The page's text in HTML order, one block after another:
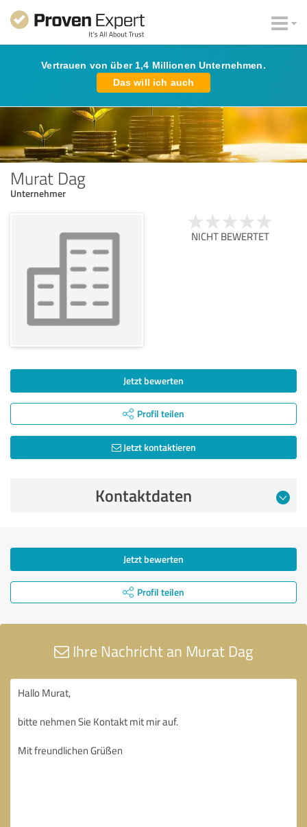
Vertrauen von über 1,4 Millionen Unternehmen.
Das will ich auch
Murat Dag
Unternehmer
NICHT BEWERTET
Jetzt bewerten
Profil teilen
Jetzt kontaktieren
Kontaktdaten
Jetzt bewerten
Profil teilen
Ihre Nachricht an Murat Dag